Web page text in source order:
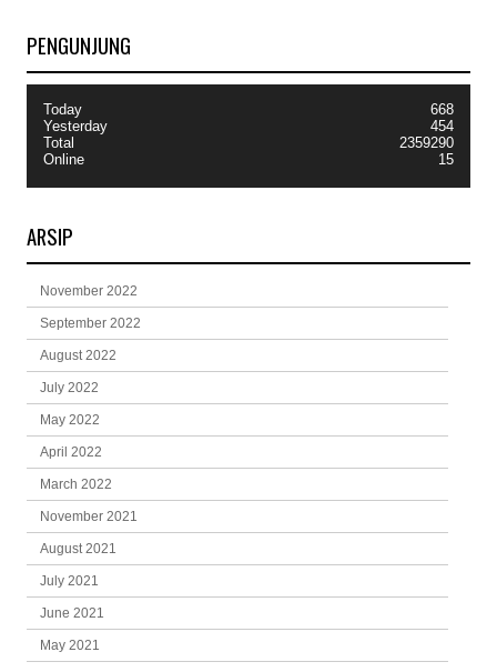
PENGUNJUNG
Today
Yesterday
Total
Online
668
454
2359290
15
ARSIP
November 2022
September 2022
August 2022
July 2022
May 2022
April 2022
March 2022
November 2021
August 2021
July 2021
June 2021
May 2021